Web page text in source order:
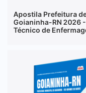
Apostila Prefeitura
Goianinha-RN 2026 -
Técnico de